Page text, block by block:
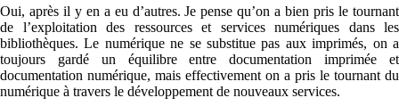
Oui, après il y en a eu d’autres. Je pense qu’on a bien pris le tournant
de l’exploitation des ressources et services numériques dans les
bibliothèques. Le numérique ne se substitue pas aux imprimés, on a
toujours gardé un équilibre entre documentation imprimée et
documentation numérique, mais effectivement on a pris le tournant du
numérique à travers le développement de nouveaux services.